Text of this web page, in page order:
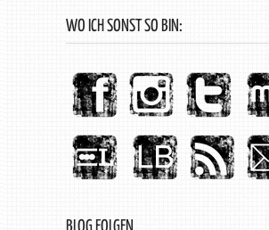
WO ICH SONST SO BIN: